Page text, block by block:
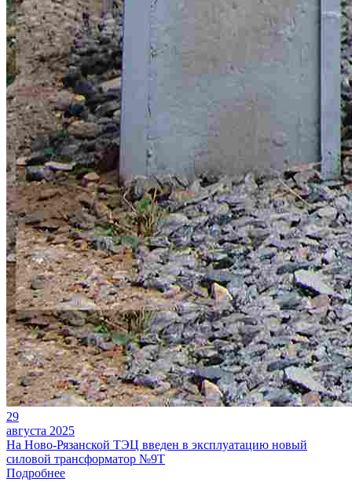
29
августа 2025
На Ново-Рязанской ТЭЦ введен в эксплуатацию новый
силовой трансформатор №9Т
Подробнее